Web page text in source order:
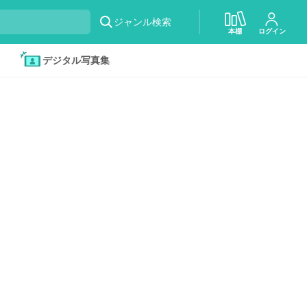
ジャンル検索
本棚 ログイン
デジタル写真集